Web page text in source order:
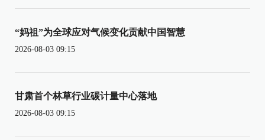
“妈祖”为全球应对气候变化贡献中国智慧
2026-08-03 09:15
甘肃首个林草行业碳计量中心落地
2026-08-03 09:15